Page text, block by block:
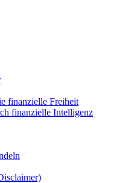
finanzielle Freiheit
finanzielle Intelligenz